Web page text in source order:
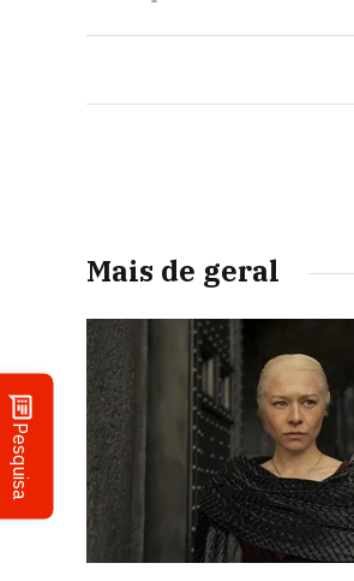
Pesquisa
Mais de geral